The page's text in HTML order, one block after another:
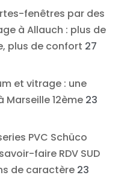
fenêtres par des
à Allauch : plus de
plus de confort 27
et vitrage : une
12ème 23
PVC Schüco
faire RDV SUD
de caractère 23